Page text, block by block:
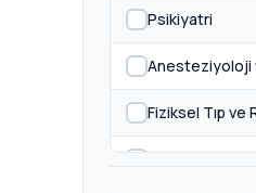
Psikiyatri